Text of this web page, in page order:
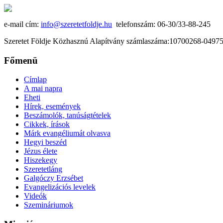
e-mail cím: info@szeretetfoldje.hu telefonszám: 06-30/33-88-245
Szeretet Földje Közhasznú Alapítvány számlaszáma:10700268-
Főmenü
Címlap
A mai napra
Eheti
Hírek, események
Beszámolók, tanúságtételek
Cikkek, írások
Márk evangéliumát olvasva
Hegyi beszéd
Jézus élete
Hiszekegy
Szeretetláng
Galgóczy Erzsébet
Evangelizációs levelek
Videók
Szemináriumok